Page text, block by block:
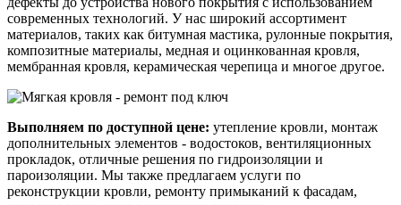
современных технологий. У нас широкий ассортимент
материалов, таких как битумная мастика, рулонные покрытия,
композитные материалы, медная и оцинкованная кровля,
мембранная кровля, керамическая черепица и многое другое.
Выполняем по доступной цене: утепление кровли, монтаж
дополнительных элементов - водостоков, вентиляционных
прокладок, отличные решения по гидроизоляции и
пароизоляции. Мы также предлагаем услуги по
реконструкции кровли, ремонту примыканий к фасадам,